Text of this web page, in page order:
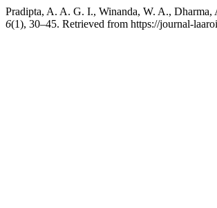
Pradipta, A. A. G. I., Winanda, W. A.,
6(1), 30–45. Retrieved from https://journal-